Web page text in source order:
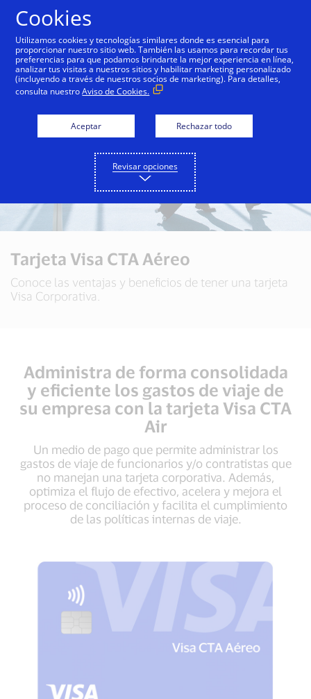
Tarjeta Visa CTA Aéreo
Conoce las ventajas y beneficios de tener una tarjeta
Visa Corporativa.
Administra de forma consolidada
y eficiente los gastos de viaje de
su empresa con la tarjeta Visa CTA
Air
Un medio de pago que permite administrar los
gastos de viaje de funcionarios y/o contratistas que
no manejan una tarjeta corporativa. Además,
optimiza el flujo de efectivo, acelera y mejora el
proceso de conciliación y facilita el cumplimiento
de las políticas internas de viaje.
Cookies
Utilizamos cookies y tecnologías similares donde es esencial para
proporcionar nuestro sitio web. También las usamos para recordar tus
preferencias para que podamos brindarte la mejor experiencia en línea,
analizar tus visitas a nuestros sitios y habilitar marketing personalizado
(incluyendo a través de nuestros socios de marketing). Para detalles,
consulta nuestroAviso de Cookies.
Aceptar Rechazar todo
Revisar opciones